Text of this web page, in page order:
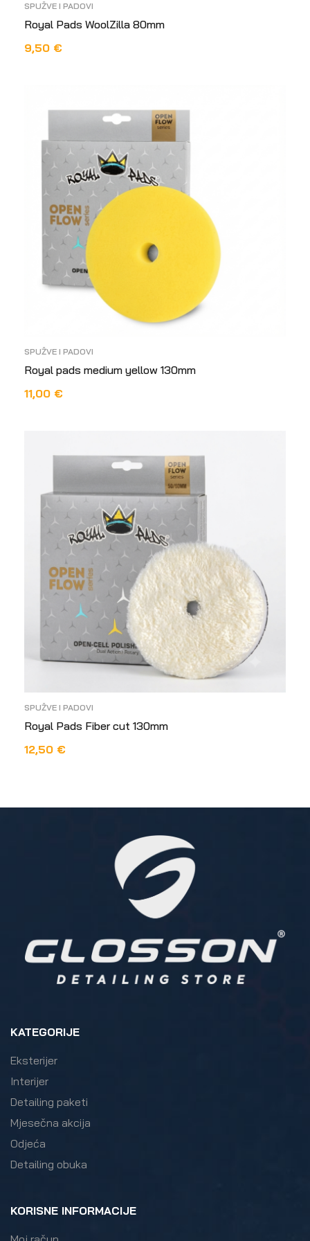
SPUŽVE I PADOVI
Royal Pads WoolZilla 80mm
9,50 €
SPUŽVE I PADOVI
Royal pads medium yellow 130mm
11,00 €
SPUŽVE I PADOVI
Royal Pads Fiber cut 130mm
12,50 €
KATEGORIJE
Eksterijer
Interijer
Detailing paketi
Mjesečna akcija
Odjeća
Detailing obuka
KORISNE INFORMACIJE